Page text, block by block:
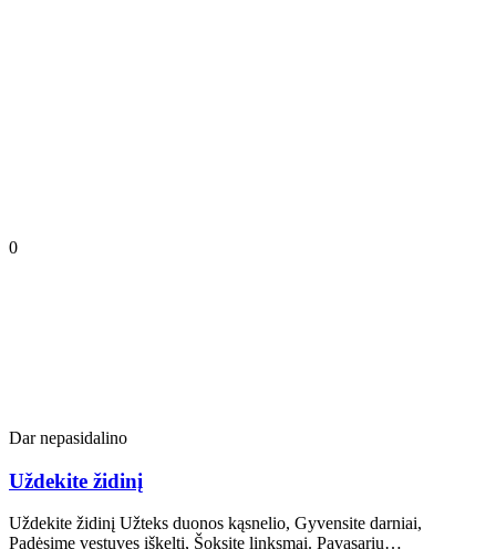
0
Dar nepasidalino
Uždekite židinį
Uždekite židinį Užteks duonos kąsnelio, Gyvensite darniai,
Padėsime vestuves iškelti, Šoksite linksmai. Pavasariu…